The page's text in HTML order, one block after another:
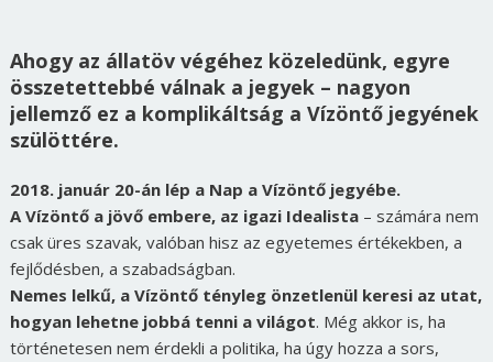
Ahogy az állatöv végéhez közeledünk, egyre
összetettebbé válnak a jegyek – nagyon
jellemző ez a komplikáltság a Vízöntő jegyének
szülöttére.
2018. január 20-án lép a Nap a Vízöntő jegyébe.
A Vízöntő a jövő embere, az igazi Idealista– számára nem
csak üres szavak, valóban hisz az egyetemes értékekben, a
fejlődésben, a szabadságban.
Nemes lelkű, a Vízöntő tényleg önzetlenül keresi az utat,
hogyan lehetne jobbá tenni a világot. Még akkor is, ha
történetesen nem érdekli a politika, ha úgy hozza a sors,